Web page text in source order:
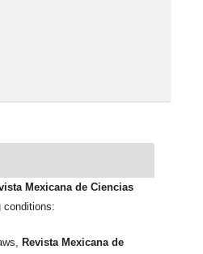
Mexicana de Ciencias
conditions:
Revista Mexicana de